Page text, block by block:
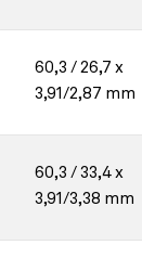
60,3 / 26,7 x
3,91/2,87 mm
60,3 / 33,4 x
3,91/3,38 mm